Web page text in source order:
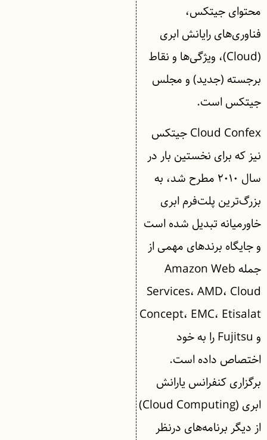
محتوای جیتکس،
فناوری‌های رایانش ابری
(Cloud)، ویژگی‌ها و نقاط
برجسته (جدید) و مجلس
جیتکس است.
Cloud Confex جیتکس
نیز که برای نخستین بار در
سال ۲۰۱۰ مطرح شد، به
بزرگ‌ترین پلت‌فرم ابری
خاورمیانه تبدیل شده است
و جایگاه برندهای مهمی از
جمله Amazon Web
Services، AMD، Cloud
Concept، EMC، Etisalat
و Fujitsu را به خود
اختصاص داده است.
برگزاری کنفرانس یارانش
ابری (Cloud Computing)
از دیگر برنامه‌های درنظر